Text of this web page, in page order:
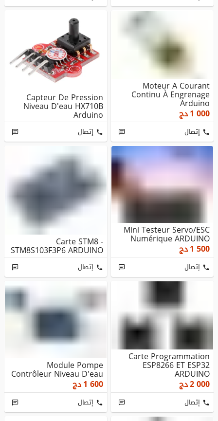
Moteur À Courant
Continu À Engrenage
Arduino
1 000دج
إتصال
Capteur De Pression
Niveau D'eau HX710B
Arduino
إتصال
Mini Testeur Servo/ESC
Numérique ARDUINO
1 500دج
إتصال
Carte STM8 -
STM8S103F3P6 ARDUINO
إتصال
Carte Programmation
ESP8266 ET ESP32
ARDUINO
2 000دج
إتصال
Module Pompe
Contrôleur Niveau D'eau
1 600دج
إتصال